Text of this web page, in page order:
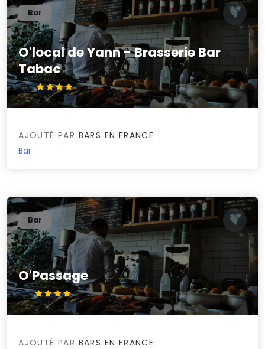
O'local de Yann - Brasserie Bar
Tabac
4.3/5
Bar
AJOUTÉ PAR BARS EN FRANCE
Bar
O'Passage
4.1/5
Bar
AJOUTÉ PAR BARS EN FRANCE